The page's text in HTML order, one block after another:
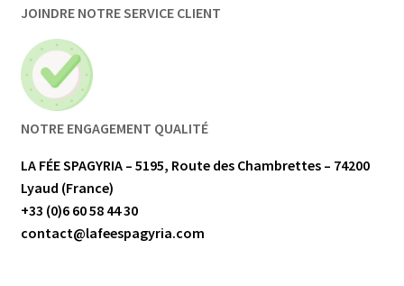
Sommeil, endormissement(2)
Tête(2)
Thyroïde
Tonique physique
Tonique sexuel
Vésicule biliaire(4)
Voies urinaires
(2)
Voix et cordes vocales
Yeux (2)
JOINDRE NOTRE SERVICE CLIENT
NOTRE ENGAGEMENT QUALITÉ
LA FÉE SPAGYRIA – 5195, Route des Chambrettes – 74200
Lyaud (France)
+33 (0)6 60 58 44 30
contact@lafeespagyria.com